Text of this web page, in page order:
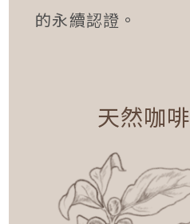
的永續認證。
天然咖